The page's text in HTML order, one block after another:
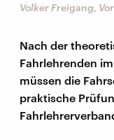
Volker Freigang,
Nach der
Fahrlehrenden
müssen die
praktische